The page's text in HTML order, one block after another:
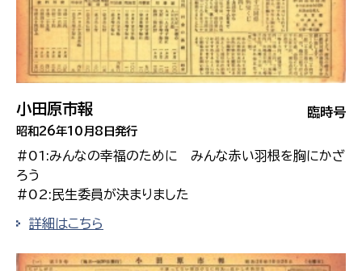
臨時号
小田原市報
昭和26年10月8日発行
#01:みんなの幸福のために みんな赤い羽根を胸にかざ
ろう
#02:民生委員が決まりました
詳細はこちら